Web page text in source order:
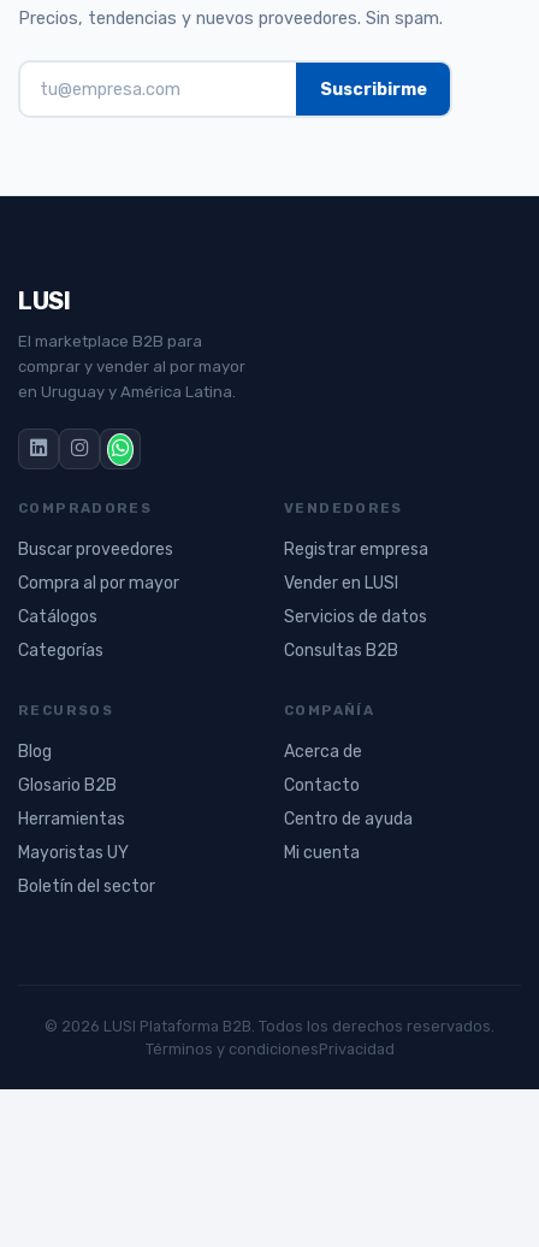
Precios, tendencias y nuevos proveedores. Sin spam.
LUSI
El marketplace B2B para
comprar y vender al por mayor
en Uruguay y América Latina.
COMPRADORES
Buscar proveedores
Compra al por mayor
Catálogos
Categorías
VENDEDORES
Registrar empresa
Vender en LUSI
Servicios de datos
Consultas B2B
RECURSOS
Blog
Glosario B2B
Herramientas
Mayoristas UY
Boletín del sector
COMPAÑÍA
Acerca de
Contacto
Centro de ayuda
Mi cuenta
© 2026 LUSI Plataforma B2B. Todos los derechos reservados.
Términos y condicionesPrivacidad